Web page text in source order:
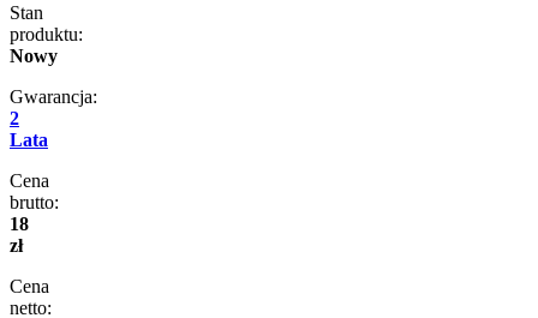
Stan
produktu:
Nowy
Gwarancja:
2
Lata
Cena
brutto:
18
zł
Cena
netto: